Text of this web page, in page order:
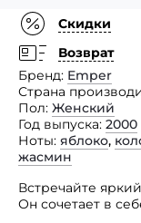
Скидки
Возврат
Бренд Emper
Страна
Пол Женский
Год выпуска 2000
Ноты яблоко,
жасмин
Встречайте
Он сочетает в